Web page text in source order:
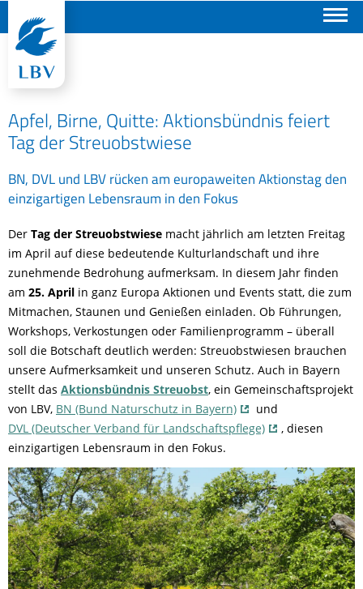
Apfel, Birne, Quitte: Aktionsbündnis feiert
Tag der Streuobstwiese
BN, DVL und LBV rücken am europaweiten Aktionstag den
einzigartigen Lebensraum in den Fokus
Der Tag der Streuobstwiese macht jährlich am letzten Freitag
im April auf diese bedeutende Kulturlandschaft und ihre
zunehmende Bedrohung aufmerksam. In diesem Jahr finden
am 25. April in ganz Europa Aktionen und Events statt, die zum
Mitmachen, Staunen und Genießen einladen. Ob Führungen,
Workshops, Verkostungen oder Familienprogramm – überall
soll die Botschaft deutlich werden: Streuobstwiesen brauchen
unsere Aufmerksamkeit und unseren Schutz. Auch in Bayern
stellt das Aktionsbündnis Streuobst, ein Gemeinschaftsprojekt
von LBV, BN (Bund Naturschutz in Bayern)
und
DVL (Deutscher Verband für Landschaftspflege)
, diesen
einzigartigen Lebensraum in den Fokus.